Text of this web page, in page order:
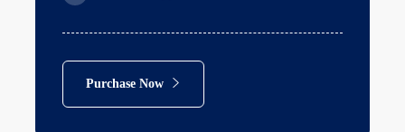
Purchase Now